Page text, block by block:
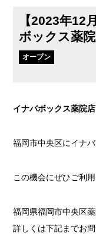
【2023年12
ボックス薬
オープン
イナバボックス薬院
福岡市中央区にイナ
この機会にぜひご利
福岡県福岡市中央区
詳しくは下記までお問